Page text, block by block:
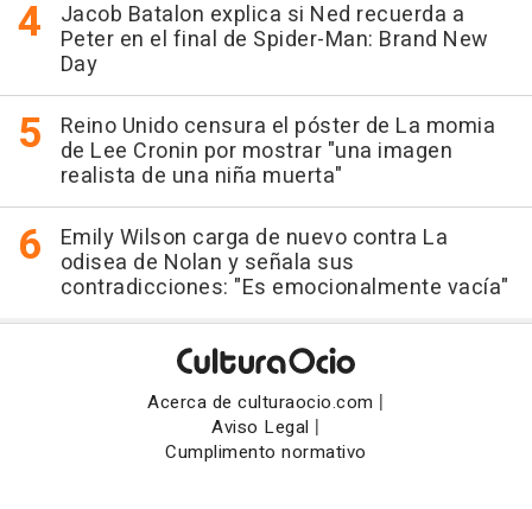
Jacob Batalon explica si Ned recuerda a
Peter en el final de Spider-Man: Brand New
Day
Reino Unido censura el póster de La momia
de Lee Cronin por mostrar "una imagen
realista de una niña muerta"
Emily Wilson carga de nuevo contra La
odisea de Nolan y señala sus
contradicciones: "Es emocionalmente vacía"
Acerca de culturaocio.com |
Aviso Legal |
Cumplimento normativo